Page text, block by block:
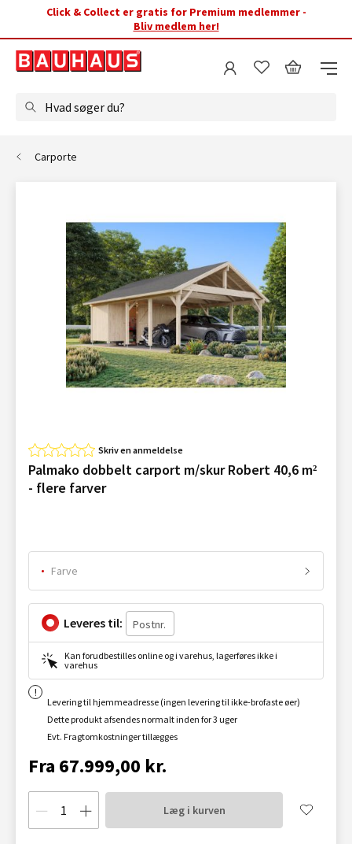
Click & Collect er gratis for Premium medlemmer -
Bliv medlem her!
Hvad søger du?
Carporte
Skriv en anmeldelse
Palmako dobbelt carport m/skur Robert 40,6 m²
- flere farver
Farve
Leveres til:
Kan forudbestilles online og i varehus, lagerføres ikke i
varehus
Levering til hjemmeadresse (ingen levering til ikke-brofaste øer)
Dette produkt afsendes normalt inden for 3 uger
Evt. Fragtomkostninger tillægges
Fra 67.999,00 kr.
Læg i kurven